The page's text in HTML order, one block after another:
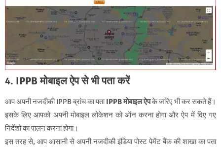
4. IPPB मोबाइल ऐप से भी पता करें
आप अपनी नजदीकी IPPB ब्रांच का पताIPPB मोबाइल ऐपके जरिए भी कर सकते हैं।
इसके लिए आपको अपनी मोबाइल लोकेशन को ऑन करना होगा और ऐप में दिए गए
निर्देशों का पालन करना होगा।
इस तरह से, आप आसानी से अपनी नजदीकी इंडिया पोस्ट पेमेंट बैंक की शाखा का पता